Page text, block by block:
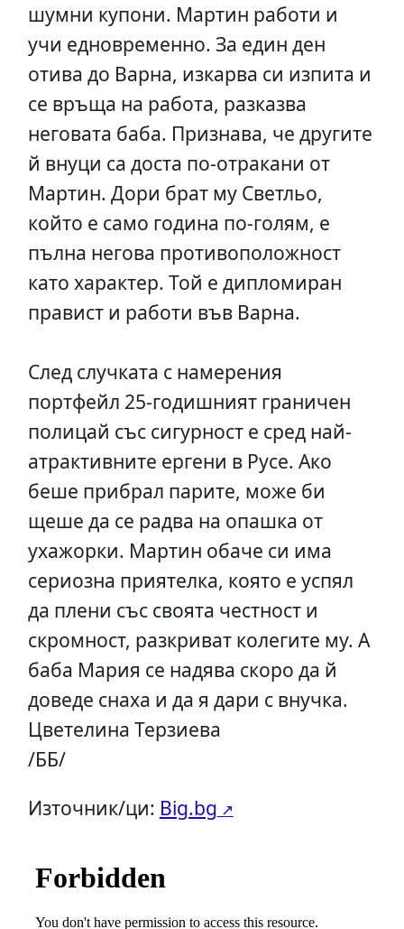
шумни купони. Мартин работи и
учи едновременно. За един ден
отива до Варна, изкарва си изпита и
се връща на работа, разказва
неговата баба. Признава, че другите
й внуци са доста по-отракани от
Мартин. Дори брат му Светльо,
който е само година по-голям, е
пълна негова противоположност
като характер. Той е дипломиран
правист и работи във Варна.
След случката с намерения
портфейл 25-годишният граничен
полицай със сигурност е сред най-
атрактивните ергени в Русе. Ако
беше прибрал парите, може би
щеше да се радва на опашка от
ухажорки. Мартин обаче си има
сериозна приятелка, която е успял
да плени със своята честност и
скромност, разкриват колегите му. А
баба Мария се надява скоро да й
доведе снаха и да я дари с внучка.
Цветелина Терзиева
/ББ/
Източник/ци: Big.bg